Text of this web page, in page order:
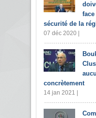
sécurité de la
07 déc 2020 |
concrètement
14 jan 2021 |